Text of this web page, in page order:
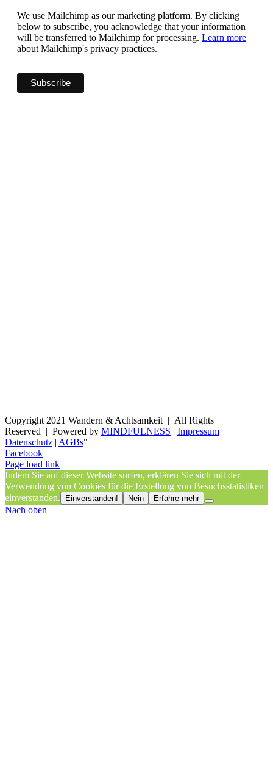
We use Mailchimp as our marketing platform. By clicking
below to subscribe, you acknowledge that your information
will be transferred to Mailchimp for processing. Learn more
about Mailchimp's privacy practices.
Copyright 2021 Wandern & Achtsamkeit | All Rights
Reserved | Powered by MINDFULNESS | Impressum |
Datenschutz | AGBs"
Facebook
Page load link
Indem Sie auf dieser Website surfen, erklären Sie sich mit der
Verwendung von Cookies für die Erstellung von Besuchsstatistiken
einverstanden.
Einverstanden! Nein Erfahre mehr
Nach oben